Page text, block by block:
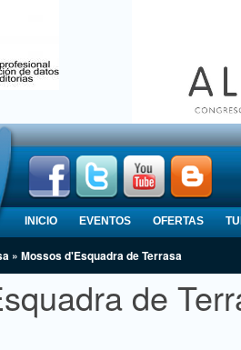
INICIO EVENTOS OFERTAS
» Mossos d'Esquadra de Terrasa
de